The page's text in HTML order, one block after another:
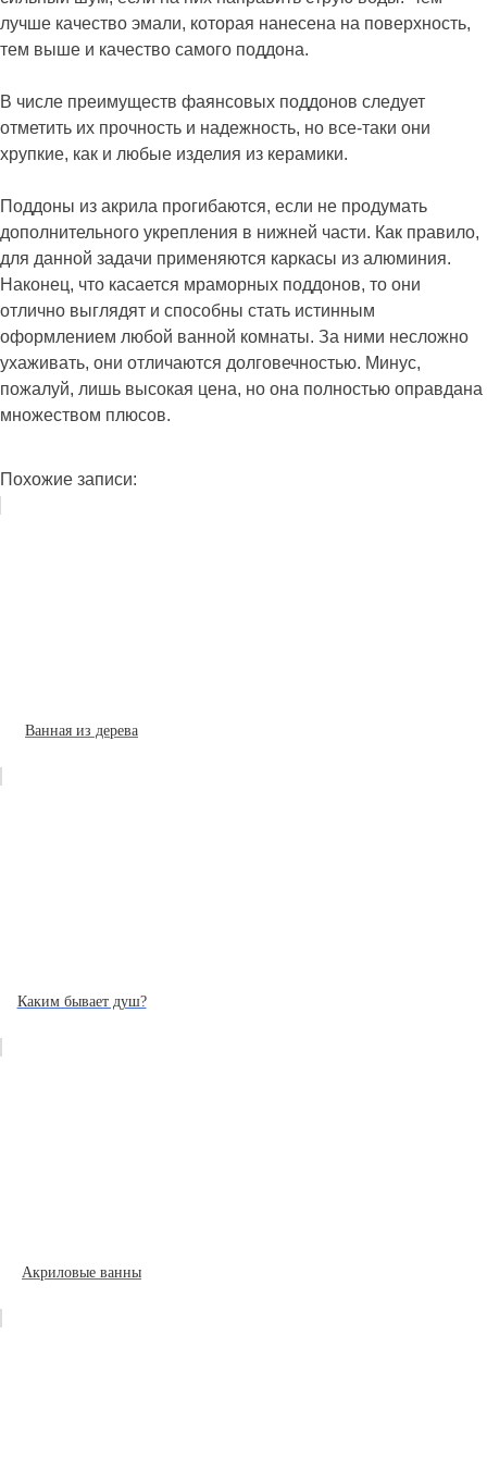
лучше качество эмали, которая нанесена на поверхность,
тем выше и качество самого поддона.
В числе преимуществ фаянсовых поддонов следует
отметить их прочность и надежность, но все-таки они
хрупкие, как и любые изделия из керамики.
Поддоны из акрила прогибаются, если не продумать
дополнительного укрепления в нижней части. Как правило,
для данной задачи применяются каркасы из алюминия.
Наконец, что касается мраморных поддонов, то они
отлично выглядят и способны стать истинным
оформлением любой ванной комнаты. За ними несложно
ухаживать, они отличаются долговечностью. Минус,
пожалуй, лишь высокая цена, но она полностью оправдана
множеством плюсов.
Похожие записи:
Ванная из дерева
Каким бывает душ?
Акриловые ванны